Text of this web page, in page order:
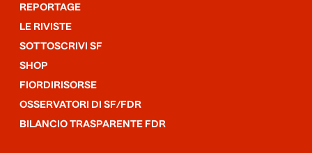
REPORTAGE
LE RIVISTE
SOTTOSCRIVI SF
SHOP
FIORDIRISORSE
OSSERVATORI DI SF/FDR
BILANCIO TRASPARENTE FDR